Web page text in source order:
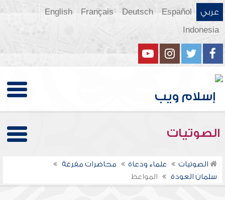
عربي Español
Deutsch
Français
English
Indonesia
الصوتيات
الصوتيات علماء ودعاة
محاضرات مفرغة
سلمان العودة
المواعظ